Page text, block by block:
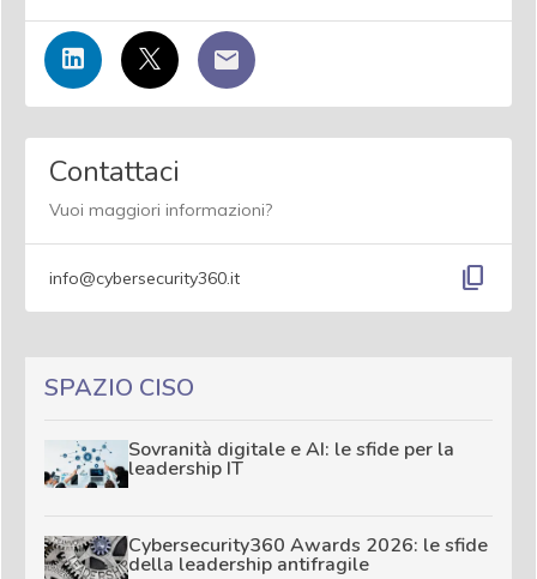
Contattaci
Vuoi maggiori informazioni?
info@cybersecurity360.it content_copy
SPAZIO CISO
Sovranità digitale e AI: le sfide per la
leadership IT
Cybersecurity360 Awards 2026: le sfide
della leadership antifragile